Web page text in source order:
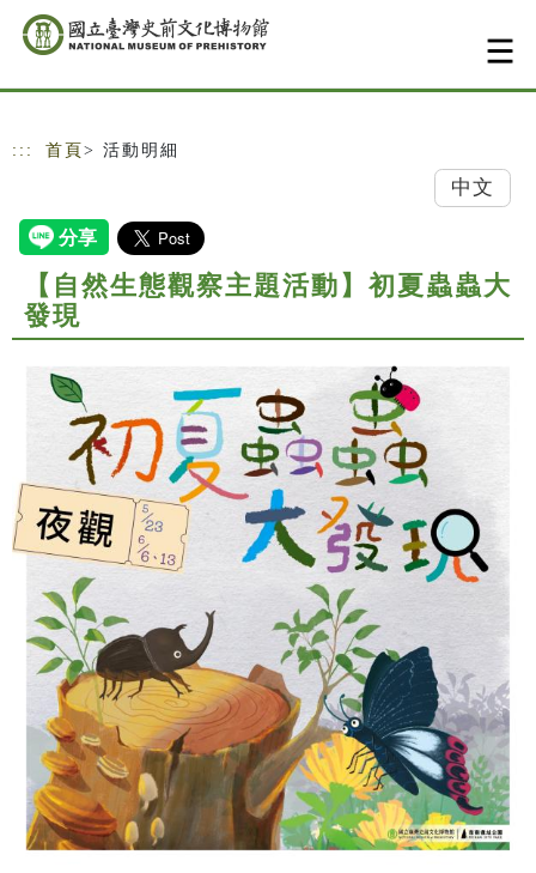
跳到主要內容
網站導覽
::: 首頁 > 活動明細
中文
【自然生態觀察主題活動】初夏蟲蟲大
發現